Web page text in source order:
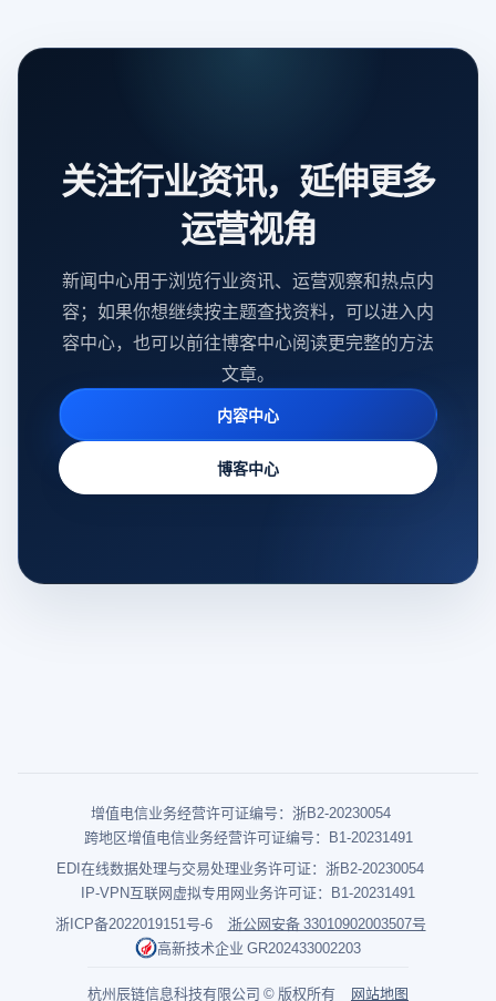
关注行业资讯，延伸更多
运营视角
新闻中心用于浏览行业资讯、运营观察和热点内
容；如果你想继续按主题查找资料，可以进入内
容中心，也可以前往博客中心阅读更完整的方法
文章。
内容中心
博客中心
增值电信业务经营许可证编号：浙B2-20230054
跨地区增值电信业务经营许可证编号：B1-20231491
EDI在线数据处理与交易处理业务许可证：浙B2-20230054
IP-VPN互联网虚拟专用网业务许可证：B1-20231491
浙ICP备2022019151号-6
浙公网安备 33010902003507号
高新技术企业 GR202433002203
杭州辰链信息科技有限公司 © 版权所有 网站地图